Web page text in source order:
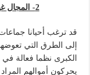
2- المجال غير المصرفي:
قد ترغب أحيانا
إلى الطرق التي
الكبرى نظما فعالة في
يحركون أموالهم